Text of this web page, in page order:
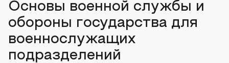
Основы военной службы и
обороны государства для
военнослужащих
подразделений